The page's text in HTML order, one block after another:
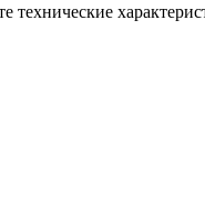
технические